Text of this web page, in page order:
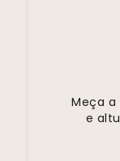
Meça a
e